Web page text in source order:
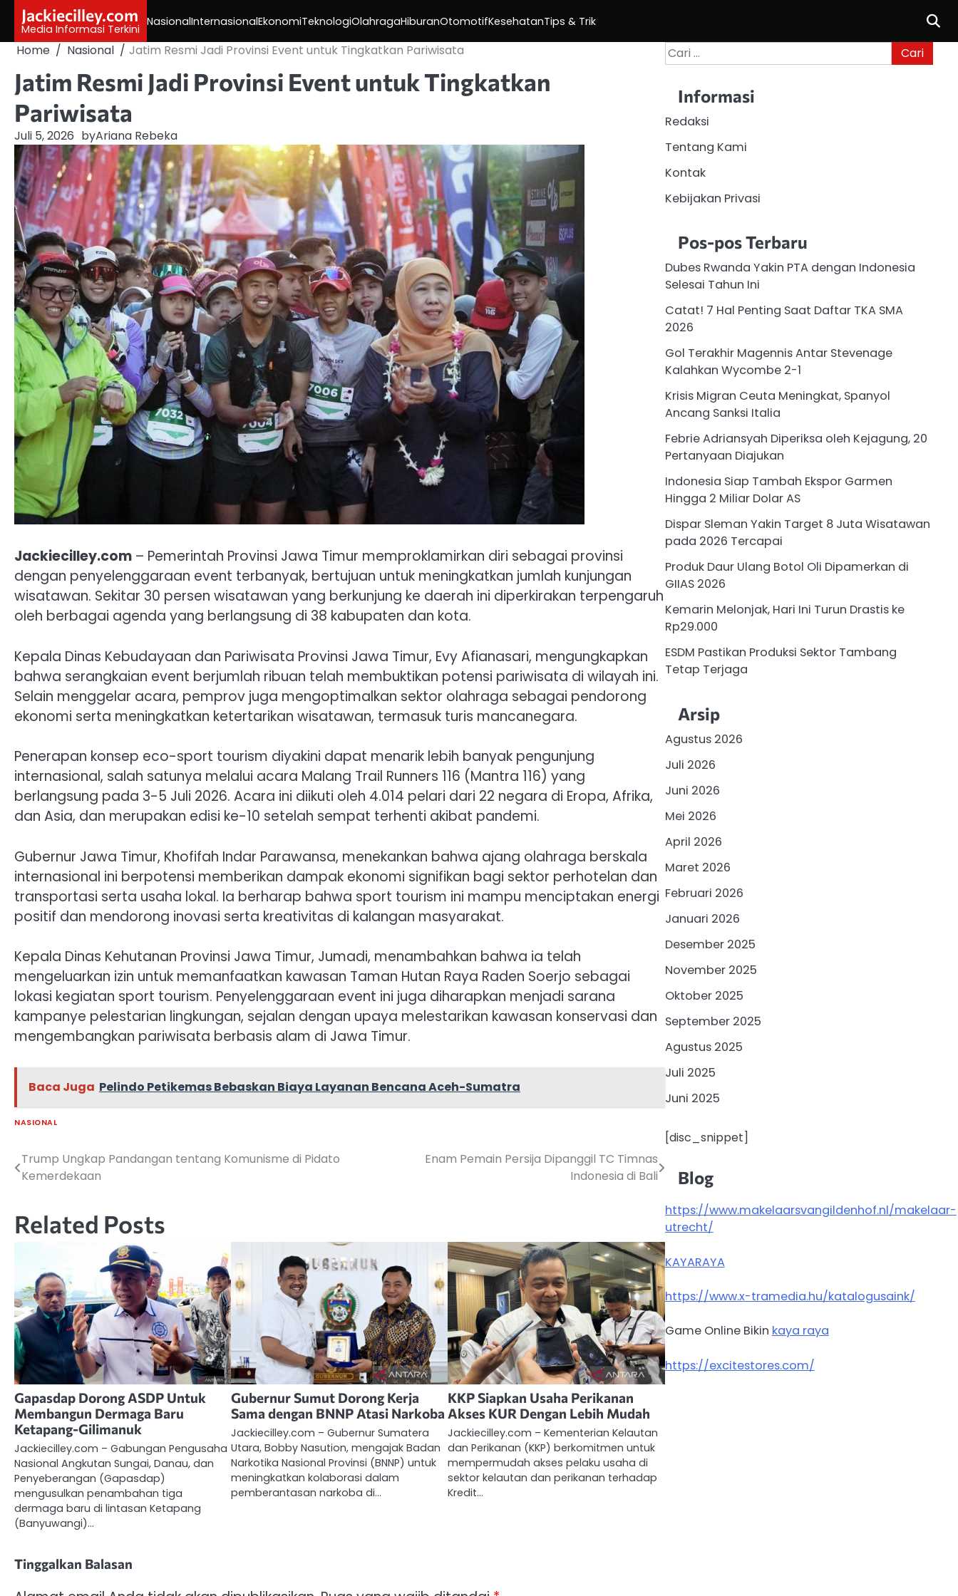
content
Jackiecilley.com
Media Informasi Terkini
NasionalInternasionalEkonomiTeknologiOlahragaHiburanOtomotifKesehatanTips & Trik
Home Nasional Jatim Resmi Jadi Provinsi Event untuk Tingkatkan Pariwisata
Jatim Resmi Jadi Provinsi Event untuk Tingkatkan
Pariwisata
Juli 5, 2026 byAriana Rebeka
Jackiecilley.com – Pemerintah Provinsi Jawa Timur memproklamirkan diri sebagai provinsi
dengan penyelenggaraan event terbanyak, bertujuan untuk meningkatkan jumlah kunjungan
wisatawan. Sekitar 30 persen wisatawan yang berkunjung ke daerah ini diperkirakan terpengaruh
oleh berbagai agenda yang berlangsung di 38 kabupaten dan kota.
Kepala Dinas Kebudayaan dan Pariwisata Provinsi Jawa Timur, Evy Afianasari, mengungkapkan
bahwa serangkaian event berjumlah ribuan telah membuktikan potensi pariwisata di wilayah ini.
Selain menggelar acara, pemprov juga mengoptimalkan sektor olahraga sebagai pendorong
ekonomi serta meningkatkan ketertarikan wisatawan, termasuk turis mancanegara.
Penerapan konsep eco-sport tourism diyakini dapat menarik lebih banyak pengunjung
internasional, salah satunya melalui acara Malang Trail Runners 116 (Mantra 116) yang
berlangsung pada 3-5 Juli 2026. Acara ini diikuti oleh 4.014 pelari dari 22 negara di Eropa, Afrika,
dan Asia, dan merupakan edisi ke-10 setelah sempat terhenti akibat pandemi.
Gubernur Jawa Timur, Khofifah Indar Parawansa, menekankan bahwa ajang olahraga berskala
internasional ini berpotensi memberikan dampak ekonomi signifikan bagi sektor perhotelan dan
transportasi serta usaha lokal. Ia berharap bahwa sport tourism ini mampu menciptakan energi
positif dan mendorong inovasi serta kreativitas di kalangan masyarakat.
Kepala Dinas Kehutanan Provinsi Jawa Timur, Jumadi, menambahkan bahwa ia telah
mengeluarkan izin untuk memanfaatkan kawasan Taman Hutan Raya Raden Soerjo sebagai
lokasi kegiatan sport tourism. Penyelenggaraan event ini juga diharapkan menjadi sarana
kampanye pelestarian lingkungan, sejalan dengan upaya melestarikan kawasan konservasi dan
mengembangkan pariwisata berbasis alam di Jawa Timur.
Baca Juga Pelindo Petikemas Bebaskan Biaya Layanan Bencana Aceh-Sumatra
NASIONAL
Navigasi
Trump Ungkap Pandangan tentang Komunisme di Pidato
Kemerdekaan
Enam Pemain Persija Dipanggil TC Timnas
Indonesia di Bali
Related Posts
Gapasdap Dorong ASDP Untuk
Membangun Dermaga Baru
Ketapang-Gilimanuk
Jackiecilley.com – Gabungan Pengusaha
Nasional Angkutan Sungai, Danau, dan
Penyeberangan (Gapasdap)
mengusulkan penambahan tiga
dermaga baru di lintasan Ketapang
(Banyuwangi)…
Gubernur Sumut Dorong Kerja
Sama dengan BNNP Atasi Narkoba
Jackiecilley.com – Gubernur Sumatera
Utara, Bobby Nasution, mengajak Badan
Narkotika Nasional Provinsi (BNNP) untuk
meningkatkan kolaborasi dalam
pemberantasan narkoba di…
KKP Siapkan Usaha Perikanan
Akses KUR Dengan Lebih Mudah
Jackiecilley.com – Kementerian Kelautan
dan Perikanan (KKP) berkomitmen untuk
mempermudah akses pelaku usaha di
sektor kelautan dan perikanan terhadap
Kredit…
Tinggalkan Balasan
Cari
untuk:
Informasi
Redaksi
Tentang Kami
Kontak
Kebijakan Privasi
Pos-pos Terbaru
Dubes Rwanda Yakin PTA dengan Indonesia
Selesai Tahun Ini
Catat! 7 Hal Penting Saat Daftar TKA SMA
2026
Gol Terakhir Magennis Antar Stevenage
Kalahkan Wycombe 2-1
Krisis Migran Ceuta Meningkat, Spanyol
Ancang Sanksi Italia
Febrie Adriansyah Diperiksa oleh Kejagung, 20
Pertanyaan Diajukan
Indonesia Siap Tambah Ekspor Garmen
Hingga 2 Miliar Dolar AS
Dispar Sleman Yakin Target 8 Juta Wisatawan
pada 2026 Tercapai
Produk Daur Ulang Botol Oli Dipamerkan di
GIIAS 2026
Kemarin Melonjak, Hari Ini Turun Drastis ke
Rp29.000
ESDM Pastikan Produksi Sektor Tambang
Tetap Terjaga
Arsip
Agustus 2026
Juli 2026
Juni 2026
Mei 2026
April 2026
Maret 2026
Februari 2026
Januari 2026
Desember 2025
November 2025
Oktober 2025
September 2025
Agustus 2025
Juli 2025
Juni 2025
[disc_snippet]
Blog
https://www.makelaarsvangildenhof.nl/makelaar-
utrecht/
KAYARAYA
https://www.x-tramedia.hu/katalogusaink/
Game Online Bikin kaya raya
https://excitestores.com/